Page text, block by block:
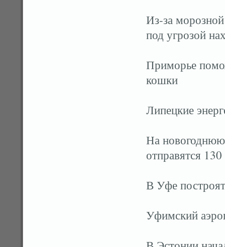
Из-за
под угрозой
Приморье
кошки
Липецкие
На
отправятся
В Уфе
Уфимский